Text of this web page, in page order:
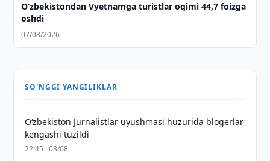
O‘zbekistondan Vyetnamga turistlar oqimi 44,7 foizga
oshdi
07/08/2026
SO'NGGI YANGILIKLAR
O‘zbekiston Jurnalistlar uyushmasi huzurida blogerlar
kengashi tuzildi
22:45 · 08/08